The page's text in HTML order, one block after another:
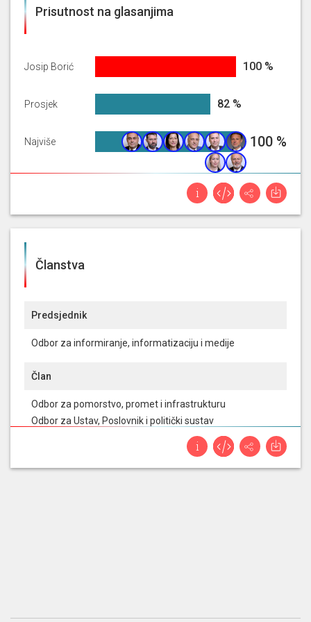
Prisutnost na glasanjima
Josip Borić
Prosjek
Najviše
100 %
82.04225055329395%
82 %
100% 100 %
Članstva
Predsjednik
Odbor za informiranje, informatizaciju i medije
Član
Odbor za pomorstvo, promet i infrastrukturu
Odbor za Ustav, Poslovnik i politički sustav